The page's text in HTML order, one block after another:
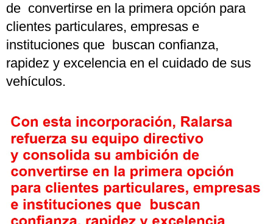
de convertirse en la primera opción para
clientes particulares, empresas e
instituciones que buscan confianza,
rapidez y excelencia en el cuidado de sus
vehículos.